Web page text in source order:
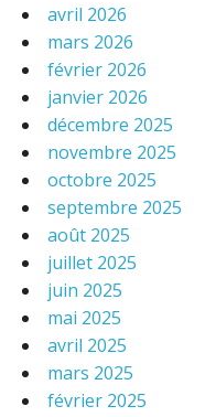
avril 2026
mars 2026
février 2026
janvier 2026
décembre 2025
novembre 2025
octobre 2025
septembre 2025
août 2025
juillet 2025
juin 2025
mai 2025
avril 2025
mars 2025
février 2025